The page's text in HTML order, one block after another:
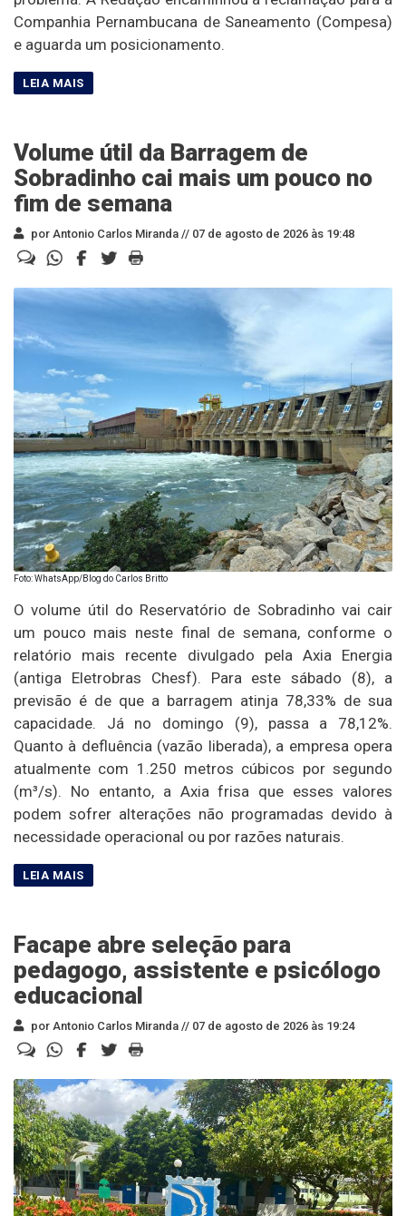
Companhia Pernambucana de Saneamento (Compesa)
e aguarda um posicionamento.
Volume útil da Barragem de
Sobradinho cai mais um pouco no
fim de semana
por Antonio Carlos Miranda // 07 de agosto de 2026 às 19:48
Foto: WhatsApp/Blog do Carlos Britto
O volume útil do Reservatório de Sobradinho vai cair
um pouco mais neste final de semana, conforme o
relatório mais recente divulgado pela Axia Energia
(antiga Eletrobras Chesf). Para este sábado (8), a
previsão é de que a barragem atinja 78,33% de sua
capacidade. Já no domingo (9), passa a 78,12%.
Quanto à defluência (vazão liberada), a empresa opera
atualmente com 1.250 metros cúbicos por segundo
(m³/s). No entanto, a Axia frisa que esses valores
podem sofrer alterações não programadas devido à
necessidade operacional ou por razões naturais.
Facape abre seleção para
pedagogo, assistente e psicólogo
educacional
por Antonio Carlos Miranda // 07 de agosto de 2026 às 19:24